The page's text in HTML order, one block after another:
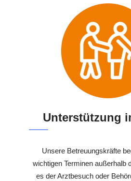
Unterstützung
Unsere Betreuungskräfte
wichtigen Terminen außerhalb
es der Arztbesuch oder